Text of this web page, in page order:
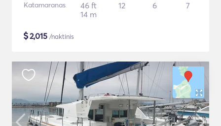
Katamaranas
46 ft
14 m
12 6 7
$2,015 /naktinis